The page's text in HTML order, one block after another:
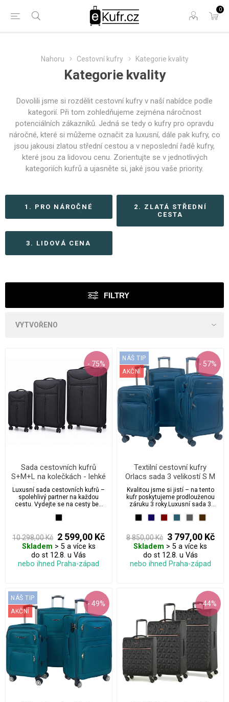
0
Nahoru Cestovní kufry Kategorie kvality
Kategorie kvality
Dovolili jsme si rozdělit cestovní kufry v naší nabídce podle
kategorií. Při tom zohledňujeme zejména náročnost
potenciálních zákazníků. Jedná se tedy o kufry pro opravdu
náročné, které si můžeme označit za luxusní, dále pak kufry, co
jsou jakousi zlatou střední cestou a v neposlední řadě kufry,
které jsou za lidovou cenu. Zorientujte se v jednotlivých
kategoriích kufrů a ujasněte si, jaké jsou vaše priority.
1. PRO NÁROČNÉ
2. ZLATÁ STŘEDNÍ
CESTA
3. LIDOVÁ CENA
FILTRY
- 75%
Sada cestovních kufrů
S+M+L na kolečkách - lehké
rozšiřitelné textilní kufry s
výsuvným madlem
Luxusní sada cestovních kufrů –
spolehlivý partner na každou
cestu. Vydejte se na cesty bez
cestovních kufrů nabízí ideální
vysoké odolnosti a praktického
uspořádání. Díky kvalitním
otočným kolečkům s rotací 360°,
výsuvné teleskopické rukojeti a
možnosti rozšíření objemu až o
20 % bude cestování pohodlnější
10 298,00 Kč 2 599,00 Kč
Skladem > 5 a více ks
do st 12.8. u Vás
nebo ihned Praha-západ
- 57%
NÁŠ TIP
AKČNÍ
Textilní cestovní kufry
Orlacs sada 3 velikostí S M
XL na 4 kolečkách s
rozšiřujícím zipem a
integrovaným zámkem
Kvalitou jsme si jistí – na tento
kufr poskytujeme prodlouženou
záruku 3 roky.Luxusní sada 3
vyrobena z ultralehkého a
otěruvzdorného materiálu, který
skvěle obstojí i při častém
cestování. Nově vybavena
inovativními extra tichými kolečky
s robustním provedením a
výbornou stabilitou. Díky
pro náročné cestovatele, kterým
záleží na kvalitě, funkčnosti a
moderním designu.
8 850,00 Kč 3 797,00 Kč
Skladem > 5 a více ks
do st 12.8. u Vás
nebo ihned Praha-západ
- 49%
NÁŠ TIP
AKČNÍ
- 44%